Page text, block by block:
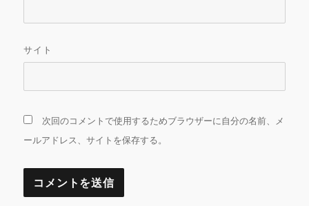
サイト
次回のコメントで使用するためブラウザーに自分の名前、メ
ールアドレス、サイトを保存する。